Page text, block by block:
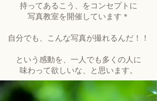
持ってあるこう、をコンセプトに
​写真教室を開催しています＊
自分でも、こんな写真が撮れるんだ！！
という感動を、一人でも多くの人に
味わって欲しいな、と思います。